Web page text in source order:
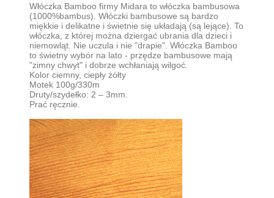
Włóczka Bamboo firmy Midara to włóczka bambusowa
(1000%bambus). Włóczki bambusowe są bardzo
miękkie i delikatne i świetnie się układają (są lejące). To
włóczka, z której można dziergać ubrania dla dzieci i
niemowląt. Nie uczula i nie "drapie". Włóczka Bamboo
to świetny wybór na lato - przędze bambusowe mają
"zimny chwyt" i dobrze wchłaniają wilgoć.
Kolor ciemny, ciepły żółty
Motek 100g/330m
Druty/szydełko: 2 – 3mm.
Prać ręcznie.